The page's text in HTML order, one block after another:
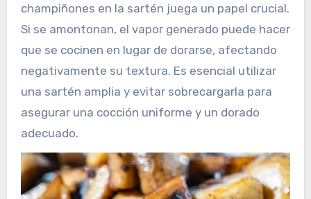
champiñones en la sartén juega un papel crucial.
Si se amontonan, el vapor generado puede hacer
que se cocinen en lugar de dorarse, afectando
negativamente su textura. Es esencial utilizar
una sartén amplia y evitar sobrecargarla para
asegurar una cocción uniforme y un dorado
adecuado.